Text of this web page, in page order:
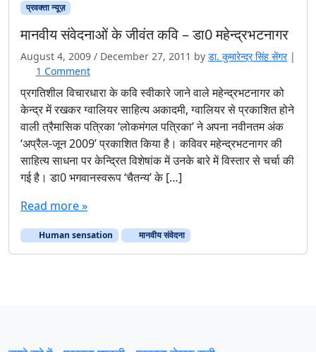
प्रवक्ता न्यूज़
मानवीय संवेदनाओं के जीवंत कवि – डा0 महेन्द्रभटनागर
August 4, 2009 / December 27, 2011 by डा. कुमारेन्द्र सिंह सेंगर |
1 Commento
मा
न
वी
य
सं
वे
के
प्रगतिशील विचारधारा के कवि स्वीकारे जाने वाले महेन्द्रभटनागर को
केन्द्र में रखकर ग्वालियर साहित्य अकादमी, ग्वालियर से प्रकाशित होने
वाली त्रैमासिक पत्रिका ‘लोकमंगल पत्रिका’ ने अपना नवीनतम अंक
‘अप्रैल-जून 2009’ प्रकाशित किया है। कविवर महेन्द्रभटनागर की
साहित्य साधना पर केन्द्रित विशेषांक में उनके बारे में विस्तार से चर्चा की
गई है। डा0 भगवानस्वरूप ‘चैतन्य’ के […]
Read more »
Human sensation मानवीय संवेदना